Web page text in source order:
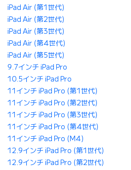
iPad Air (第1世代)
iPad Air (第2世代)
iPad Air (第3世代)
iPad Air (第4世代)
iPad Air (第5世代)
9.7インチ iPad Pro
10.5インチ iPad Pro
11インチ iPad Pro (第1世代)
11インチ iPad Pro (第2世代)
11インチ iPad Pro (第3世代)
11インチ iPad Pro (第4世代)
11インチ iPad Pro (M4)
12.9インチ iPad Pro (第1世代)
12.9インチ iPad Pro (第2世代)